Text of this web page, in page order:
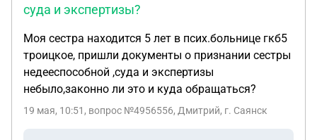
суда и экспертизы?
Моя сестра находится 5 лет в псих.больнице гкб5
троицкое, пришли документы о признании сестры
недееспособной ,суда и экспертизы
небыло,законно ли это и куда обращаться?
19 мая, 10:51 , вопрос №4956556, Дмитрий, г. Саянск